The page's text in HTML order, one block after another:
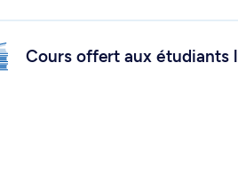
Cours offert aux étudiants